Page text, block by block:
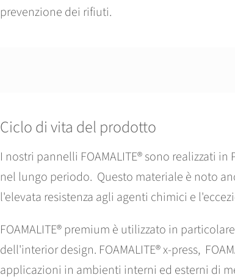
prevenzione dei rifiuti.
Ciclo di vita del prodotto
I nostri pannelli FOAMALITE® sono realizzati
nel lungo periodo. Questo materiale è noto
l'elevata resistenza agli agenti chimici e
FOAMALITE® premium è utilizzato in
dell'interior design. FOAMALITE® x-press,
applicazioni in ambienti interni ed esterni di